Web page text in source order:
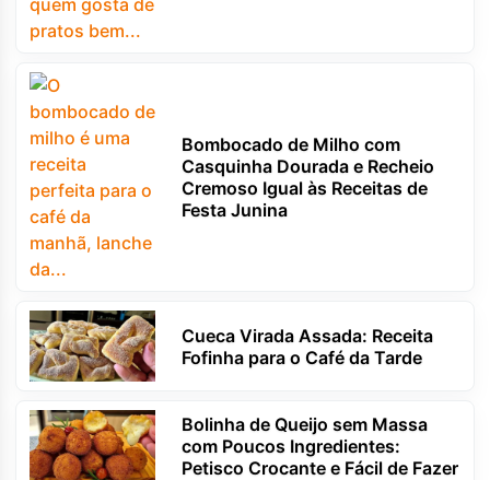
Bombocado de Milho com
Casquinha Dourada e Recheio
Cremoso Igual às Receitas de
Festa Junina
Cueca Virada Assada: Receita
Fofinha para o Café da Tarde
Bolinha de Queijo sem Massa
com Poucos Ingredientes:
Petisco Crocante e Fácil de Fazer